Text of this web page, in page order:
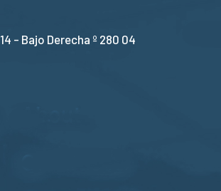
- Bajo Derecha º 280 04